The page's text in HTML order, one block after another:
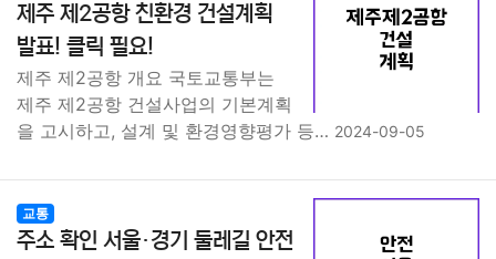
제주 제2공항 친환경 건설계획
발표! 클릭 필요!
제주 제2공항 개요 국토교통부는
제주 제2공항 건설사업의 기본계획
을 고시하고, 설계 및 환경영향평가 등… 2024-09-05
교통
주소 확인 서울·경기 둘레길 안전